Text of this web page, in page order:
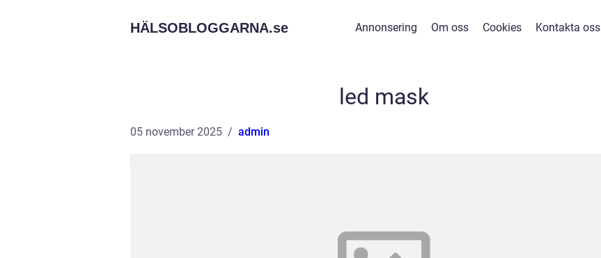
HÄLSOBLOGGARNA.se Annonsering Om oss Cookies Kontakta oss
led mask
05 november 2025 admin